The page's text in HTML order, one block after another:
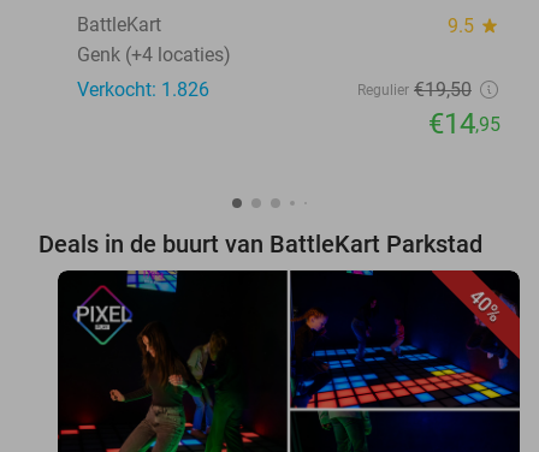
BattleKart
9.5 star
Genk (+4 locaties)
Verkocht: 1.826
Regulier €19,50
€14,95
Deals in de buurt van BattleKart Parkstad
40%